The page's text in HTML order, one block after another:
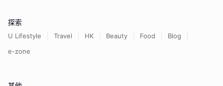
探索
U Lifestyle Travel HK Beauty Food
Blog
e-zone